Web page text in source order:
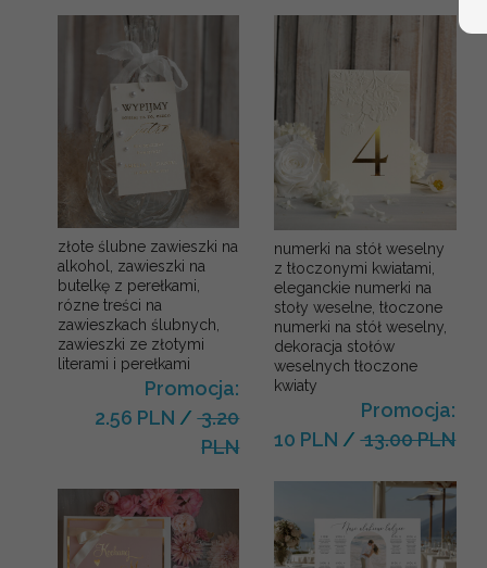
złote ślubne zawieszki na
alkohol, zawieszki na
butelkę z perełkami,
rózne treści na
zawieszkach ślubnych,
zawieszki ze złotymi
literami i perełkami
Promocja:
2.56 PLN /3.20
PLN
numerki na stół weselny
z tłoczonymi kwiatami,
eleganckie numerki na
stoły weselne, tłoczone
numerki na stół weselny,
dekoracja stołów
weselnych tłoczone
kwiaty
Promocja:
10 PLN /13.00 PLN